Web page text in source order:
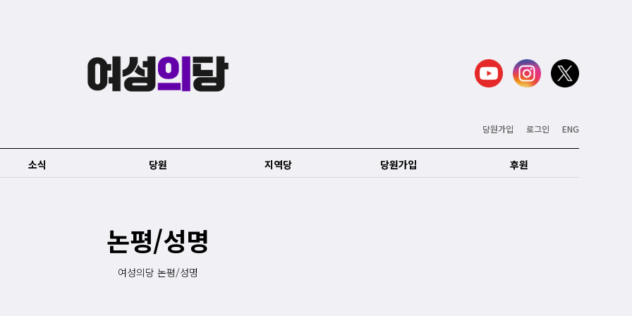
당원가입 로그인 ENG
소식 당원 지역당 당원가입 후원
논평/성명
여성의당 논평/성명